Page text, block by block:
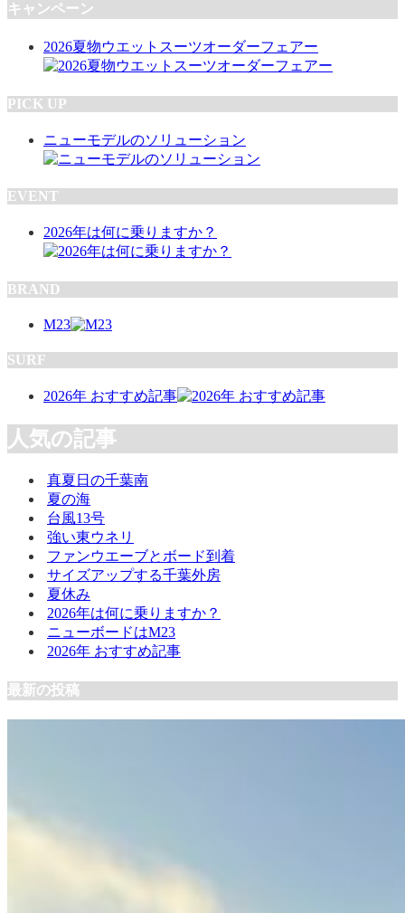
キャンペーン
2026夏物ウエットスーツオーダーフェアー
PICK UP
ニューモデルのソリューション
EVENT
2026年は何に乗りますか？
BRAND
M23
SURF
2026年 おすすめ記事
人気の記事
真夏日の千葉南
夏の海
台風13号
強い東ウネリ
ファンウエーブとボード到着
サイズアップする千葉外房
夏休み
2026年は何に乗りますか？
ニューボードはM23
2026年 おすすめ記事
最新の投稿